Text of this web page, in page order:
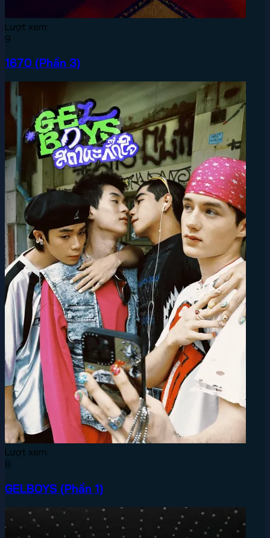
Lượt xem:
9
1670 (Phần 3)
Lượt xem:
8
GELBOYS (Phần 1)